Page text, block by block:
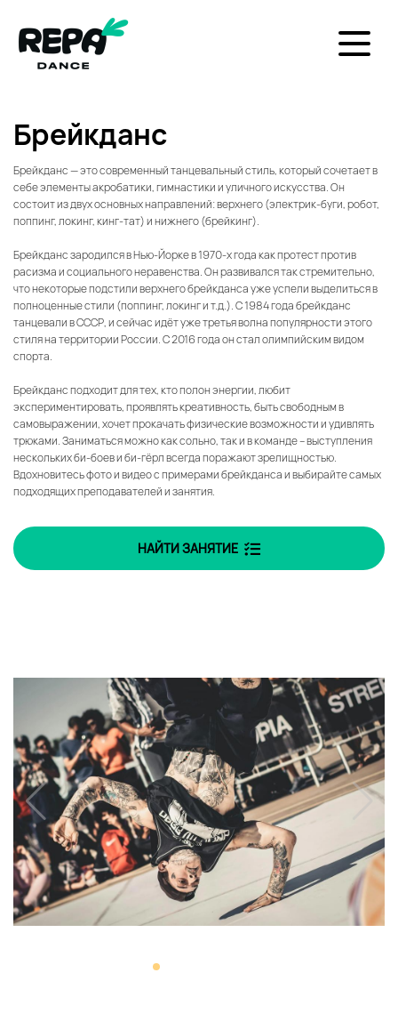
Брейкданс
Брейкданс — это современный танцевальный стиль, который сочетает в
себе элементы акробатики, гимнастики и уличного искусства. Он
состоит из двух основных направлений: верхнего (электрик-буги, робот,
поппинг, локинг, кинг-тат) и нижнего (брейкинг).
Брейкданс зародился в Нью-Йорке в 1970-х года как протест против
расизма и социального неравенства. Он развивался так стремительно,
что некоторые подстили верхнего брейкданса уже успели выделиться в
полноценные стили (поппинг, локинг и т.д.). С 1984 года брейкданс
танцевали в СССР, и сейчас идёт уже третья волна популярности этого
стиля на территории России. С 2016 года он стал олимпийским видом
спорта.
Брейкданс подходит для тех, кто полон энергии, любит
экспериментировать, проявлять креативность, быть свободным в
самовыражении, хочет прокачать физические возможности и удивлять
трюками. Заниматься можно как сольно, так и в команде – выступления
нескольких би-боев и би-гёрл всегда поражают зрелищностью.
Вдохновитесь фото и видео с примерами брейкданса и выбирайте самых
подходящих преподавателей и занятия.
НАЙТИ ЗАНЯТИЕ